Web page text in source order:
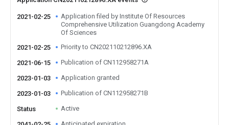
2021-02-25
Application filed by Institute Of Resources
Comprehensive Utilization Guangdong Academy
Of Sciences
2021-02-25
Priority to CN202110212896.XA
2021-06-15 Publication of CN112958271A
2023-01-03 Application granted
2023-01-03 Publication of CN112958271B
Status Active